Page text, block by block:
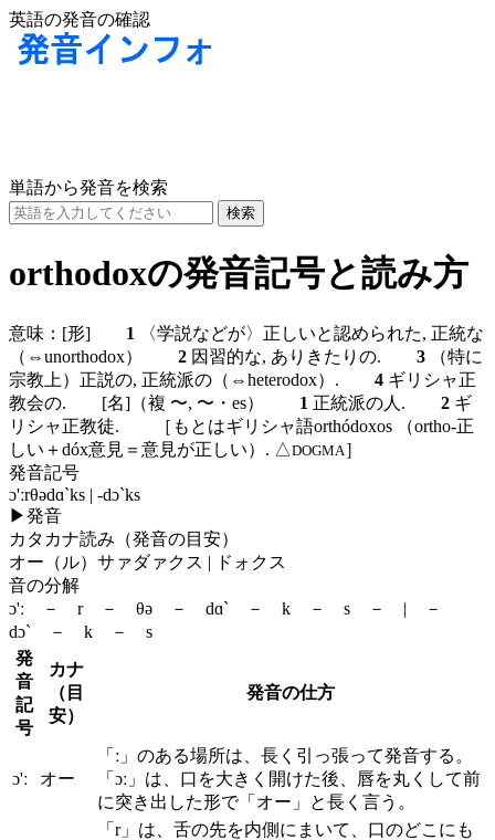
英語の発音の確認
単語から発音を検索
orthodoxの発音記号と読み方
意味： [形] 1
〈学説などが〉正しいと認められた, 正統な
（⇔unorthodox） 2 因習的な, ありきたりの. 3 （特に
宗教上）正説の, 正統派の（⇔heterodox）. 4 ギリシャ正
教会の. [名] （複 〜, 〜・es） 1 正統派の人. 2 ギ
リシャ正教徒. ［もとはギリシャ語orthódoxos （ortho-正
しい＋dóx意見＝意見が正しい）. △DOGMA ］
発音記号
ɔ'ːrθədɑ`ks | -dɔ`ks
▶発音
カタカナ読み（発音の目安）
オー（ル）サァダァクス | ドォクス
音の分解
ɔ'ː － r － θə － dɑ` － k － s － | －
dɔ` － k － s
発
音
記
号
カナ
（目
安）
発音の仕方
ɔ'ː オー
「ː」のある場所は、長く引っ張って発音する。
「ɔː」は、口を大きく開けた後、唇を丸くして前
に突き出した形で「オー」と長く言う。
「r」は、舌の先を内側にまいて、口のどこにも